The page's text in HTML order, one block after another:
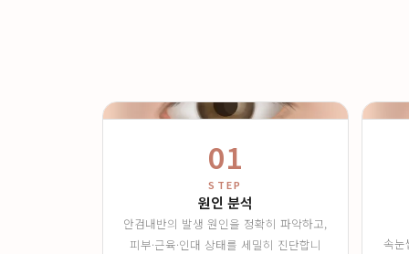
01
STEP
원인 분석
안검내반의 발생 원인을 정확히 파악하고,
피부·근육·인대 상태를 세밀히 진단합니
속